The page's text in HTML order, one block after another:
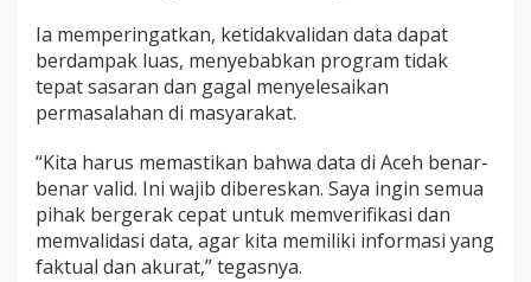
Ia memperingatkan, ketidakvalidan data dapat
berdampak luas, menyebabkan program tidak
tepat sasaran dan gagal menyelesaikan
permasalahan di masyarakat.
“Kita harus memastikan bahwa data di Aceh benar-
benar valid. Ini wajib dibereskan. Saya ingin semua
pihak bergerak cepat untuk memverifikasi dan
memvalidasi data, agar kita memiliki informasi yang
faktual dan akurat,” tegasnya.